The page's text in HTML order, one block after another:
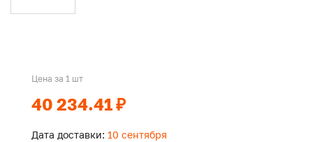
Цена за 1 шт
40 234.41 ₽
Дата доставки: 10 сентября